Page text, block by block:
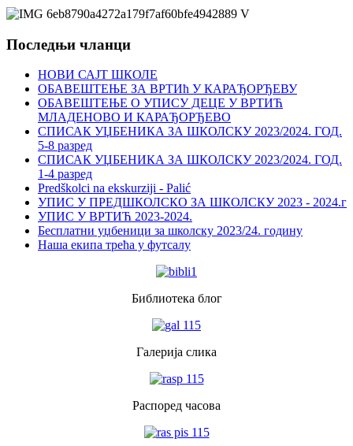
Последњи чланци
НОВИ САЈТ ШКОЛЕ
ОБАВЕШТЕЊЕ ЗА ВРТИћ У КАРАЂОРЂЕВУ
ОБАВЕШТЕЊЕ О УПИСУ ДЕЦЕ У ВРТИЋ
МЛАДЕНОВО И КАРАЂОРЂЕВО
СПИСАК УЏБЕНИКА ЗА ШКОЛСКУ 2023/2024. ГОД.
5-8 разред
СПИСАК УЏБЕНИКА ЗА ШКОЛСКУ 2023/2024. ГОД.
1-4 разред
Predškolci na ekskurziji - Palić
УПИС У ПРЕДШКОЛСКО ЗА ШКОЛСКУ 2023 - 2024.г
УПИС У ВРТИЋ 2023-2024.
Бесплатни уџбеници за школску 2023/24. годину
Наша екипа трећа у футсалу
Библиотека блог
Галерија слика
Распоред часова